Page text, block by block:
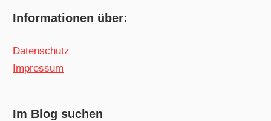
Informationen über:
Datenschutz
Impressum
Im Blog suchen